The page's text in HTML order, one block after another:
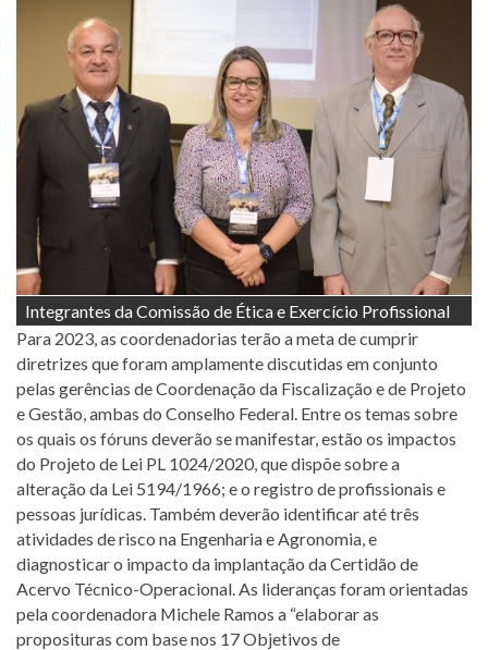
Integrantes da Comissão de Ética e Exercício Profissional
Para 2023, as coordenadorias terão a meta de cumprir
diretrizes que foram amplamente discutidas em conjunto
pelas gerências de Coordenação da Fiscalização e de Projeto
e Gestão, ambas do Conselho Federal. Entre os temas sobre
os quais os fóruns deverão se manifestar, estão os impactos
do Projeto de Lei PL 1024/2020, que dispõe sobre a
alteração da Lei 5194/1966; e o registro de profissionais e
pessoas jurídicas. Também deverão identificar até três
atividades de risco na Engenharia e Agronomia, e
diagnosticar o impacto da implantação da Certidão de
Acervo Técnico-Operacional. As lideranças foram orientadas
pela coordenadora Michele Ramos a “elaborar as
proposituras com base nos 17 Objetivos de